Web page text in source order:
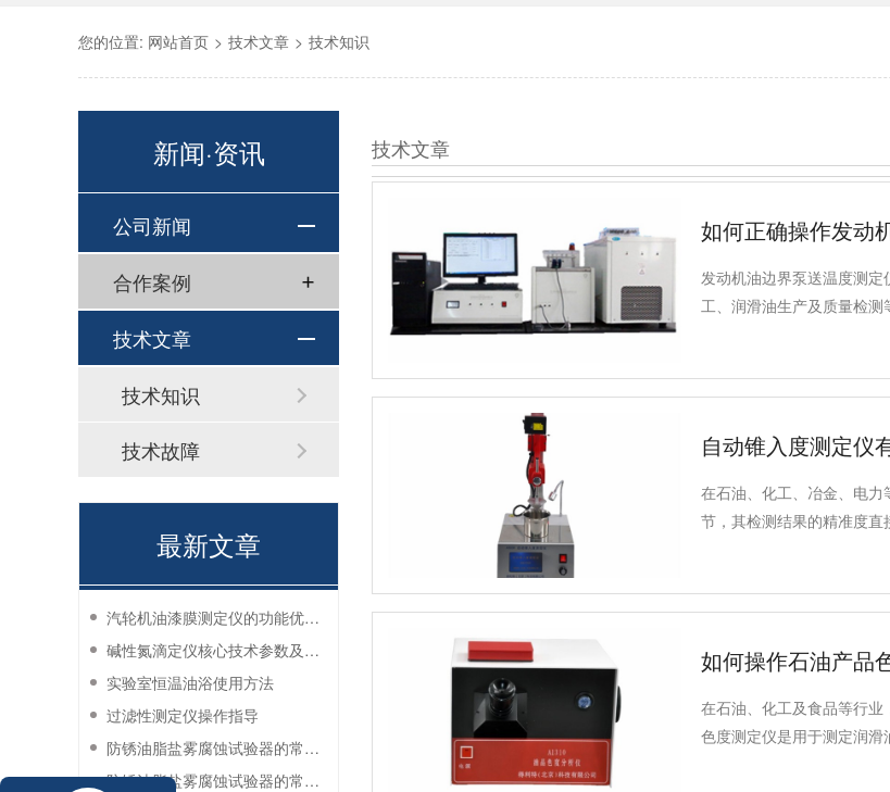
您的位置: 网站首页 > 技术文章 > 技术知识
技术文章
如何正确操作发动
发动机油边界泵送温度测
工、润滑油生产及质量检
文将详细阐述该仪器的正
自动锥入度测定仪
在石油、化工、冶金、电
节，其检测结果的精准度
择一款符合国家标准、精
心需求。今天就为大家推
如何操作石油产品
在石油、化工及食品等行
色度测定仪是用于测定润
16个色号相对应，帮助用
新闻·资讯
公司新闻
合作案例
技术文章
技术知识
技术故障
最新文章
汽轮机油漆膜测定仪的功能优势有哪些？
碱性氮滴定仪核心技术参数及应用说明
实验室恒温油浴使用方法
过滤性测定仪操作指导
防锈油脂盐雾腐蚀试验器的常见故障与解决方法
防锈油脂盐雾腐蚀试验器的常见故障与解决方法